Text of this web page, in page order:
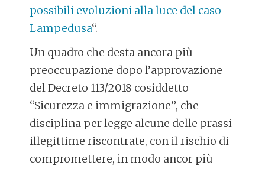
possibili evoluzioni alla luce del caso
Lampedusa“.
Un quadro che desta ancora più
preoccupazione dopo l’approvazione
del Decreto 113/2018 cosiddetto
“Sicurezza e immigrazione”, che
disciplina per legge alcune delle prassi
illegittime riscontrate, con il rischio di
compromettere, in modo ancor più